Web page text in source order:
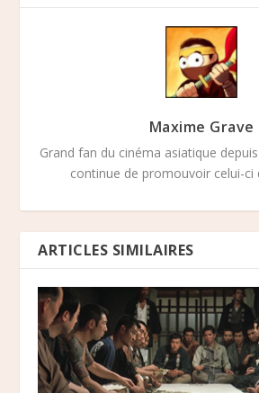
Maxime Grave
Grand fan du cinéma asiatique
continue de promouvoir celui-ci
ARTICLES SIMILAIRES